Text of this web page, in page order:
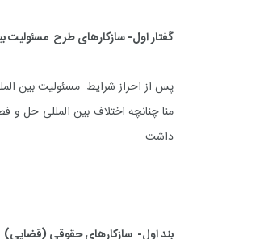
گفتار اول- سازکارهای طرح مسئولیت
پس از احراز شرایط مسئولیت بین
منا چنانچه اختلاف بین المللی حل
داشت.
بند اول- سازکارهای حقوقی (قضایی)